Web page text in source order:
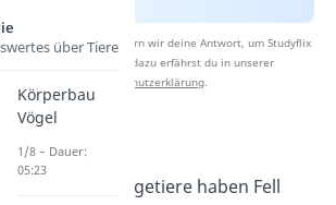
Beantwortung speichern wir deine Antwort, um Studyflix
zu verbessern. Mehr dazu erfährst du in unserer
Datenschutzerklärung.
: Säugetiere haben Fell
über Tiere
Körperbau
Vögel
1/8 – Dauer:
05:23